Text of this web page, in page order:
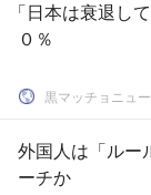
「日本は衰退し
０％
黒マッチョニュ
外国人は「ル
ーチか